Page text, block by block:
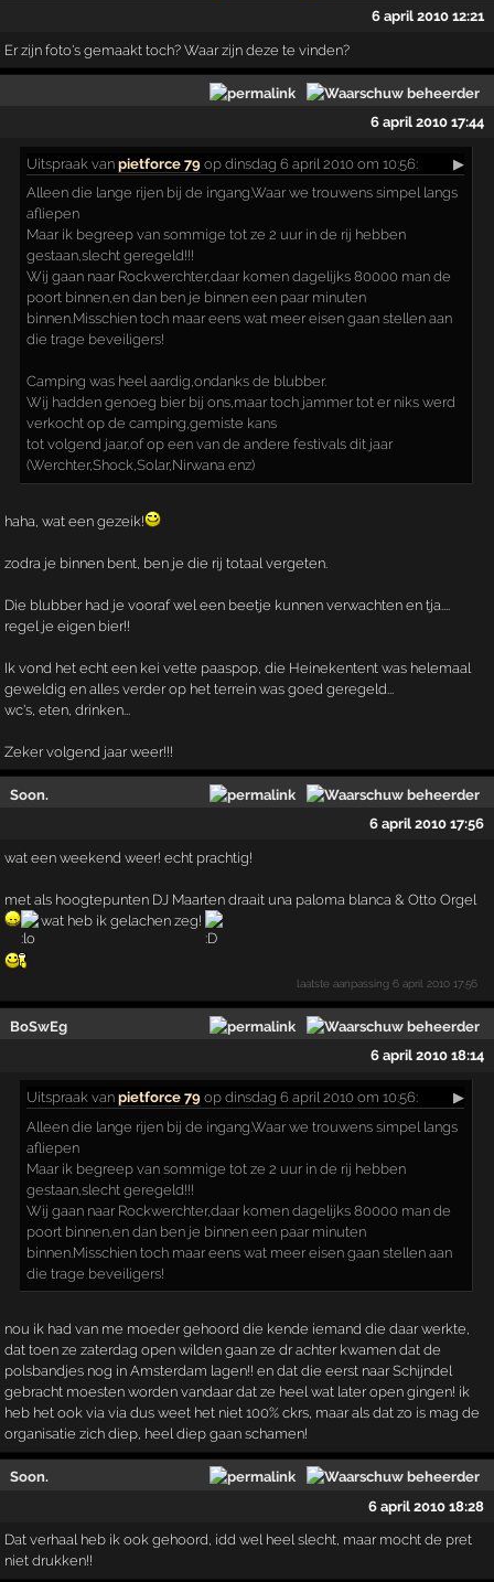
6 april 2010 12:21
Er zijn foto's gemaakt toch? Waar zijn deze te vinden?
6 april 2010 17:44
Uitspraak vanpietforce 79 op dinsdag 6 april 2010 om 10:56:
▶
Alleen die lange rijen bij de ingang.Waar we trouwens simpel langs
afliepen
Maar ik begreep van sommige tot ze 2 uur in de rij hebben
gestaan,slecht geregeld!!!
Wij gaan naar Rockwerchter,daar komen dagelijks 80000 man de
poort binnen,en dan ben je binnen een paar minuten
binnen.Misschien toch maar eens wat meer eisen gaan stellen aan
die trage beveiligers!
Camping was heel aardig,ondanks de blubber.
Wij hadden genoeg bier bij ons,maar toch jammer tot er niks werd
verkocht op de camping,gemiste kans
tot volgend jaar,of op een van de andere festivals dit jaar
(Werchter,Shock,Solar,Nirwana enz)
haha, wat een gezeik!
zodra je binnen bent, ben je die rij totaal vergeten.
Die blubber had je vooraf wel een beetje kunnen verwachten en tja....
regel je eigen bier!!
Ik vond het echt een kei vette paaspop, die Heinekentent was helemaal
geweldig en alles verder op het terrein was goed geregeld...
wc's, eten, drinken...
Zeker volgend jaar weer!!!
Soon.
6 april 2010 17:56
wat een weekend weer! echt prachtig!
met als hoogtepunten DJ Maarten draait una paloma blanca & Otto Orgel
wat heb ik gelachen zeg!
laatste aanpassing6 april 2010 17:56
BoSwEg
6 april 2010 18:14
Uitspraak vanpietforce 79 op dinsdag 6 april 2010 om 10:56:
▶
Alleen die lange rijen bij de ingang.Waar we trouwens simpel langs
afliepen
Maar ik begreep van sommige tot ze 2 uur in de rij hebben
gestaan,slecht geregeld!!!
Wij gaan naar Rockwerchter,daar komen dagelijks 80000 man de
poort binnen,en dan ben je binnen een paar minuten
binnen.Misschien toch maar eens wat meer eisen gaan stellen aan
die trage beveiligers!
nou ik had van me moeder gehoord die kende iemand die daar werkte,
dat toen ze zaterdag open wilden gaan ze dr achter kwamen dat de
polsbandjes nog in Amsterdam lagen!! en dat die eerst naar Schijndel
gebracht moesten worden vandaar dat ze heel wat later open gingen! ik
heb het ook via via dus weet het niet 100% ckrs, maar als dat zo is mag de
organisatie zich diep, heel diep gaan schamen!
Soon.
6 april 2010 18:28
Dat verhaal heb ik ook gehoord, idd wel heel slecht, maar mocht de pret
niet drukken!!